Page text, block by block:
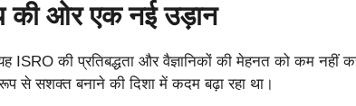
की ओर एक नई उड़ान
ISRO की प्रतिबद्धता और वैज्ञानिकों की मेहनत को कम नहीं
से सशक्त बनाने की दिशा में कदम बढ़ा रहा था।